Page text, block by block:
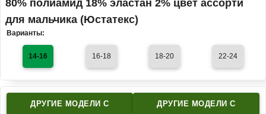
80% полиамид 18% эластан 2% цвет ассорти
для мальчика (Юстатекс)
Варианты:
14-16 16-18 18-20 22-24
ДРУГИЕ МОДЕЛИ C ДРУГИЕ МОДЕЛИ C